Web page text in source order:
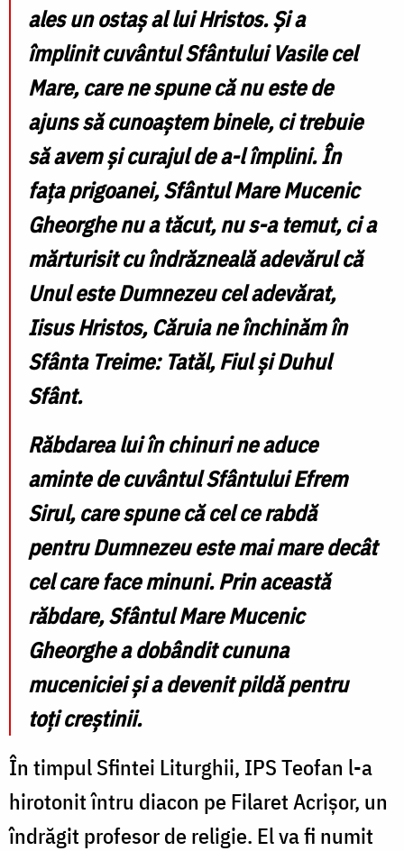
ales un ostaș al lui Hristos. Și a
împlinit cuvântul Sfântului Vasile cel
Mare, care ne spune că nu este de
ajuns să cunoaștem binele, ci trebuie
să avem și curajul de a-l împlini. În
fața prigoanei, Sfântul Mare Mucenic
Gheorghe nu a tăcut, nu s-a temut, ci a
mărturisit cu îndrăzneală adevărul că
Unul este Dumnezeu cel adevărat,
Iisus Hristos, Căruia ne închinăm în
Sfânta Treime: Tatăl, Fiul și Duhul
Sfânt.
Răbdarea lui în chinuri ne aduce
aminte de cuvântul Sfântului Efrem
Sirul, care spune că cel ce rabdă
pentru Dumnezeu este mai mare decât
cel care face minuni. Prin această
răbdare, Sfântul Mare Mucenic
Gheorghe a dobândit cununa
muceniciei și a devenit pildă pentru
toți creștinii.
În timpul Sfintei Liturghii, IPS Teofan l-a
hirotonit întru diacon pe Filaret Acrișor, un
îndrăgit profesor de religie. El va fi numit